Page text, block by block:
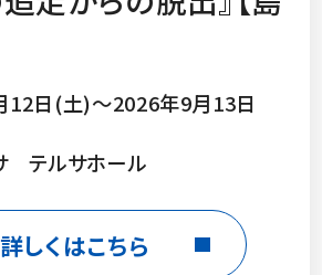
12日(土)～2026年9月13日
テルサホール
詳しくはこちら